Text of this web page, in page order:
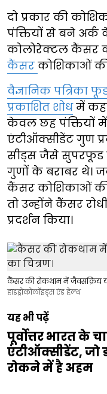
दो प्रकार की
पंक्तियों से बने अर्क
कोलोरेक्टल कैंसर
कैंसर कोशिकाओं
वैज्ञानिक पत्रिका
प्रकाशित शोधमें
केवल छह पंक्तियों
एंटीऑक्सीडेंट गुण
सीड्स जैसे सुपरफूड
गुणों के बराबर थे।
कैंसर कोशिकाओं की
तो उन्होंने कैंसर
प्रदर्शन किया।
कैंसर की रोकथाम में जैवसक्रिय
हाइड्रोकोलॉइड्स एंड हेल्थ
यह भी पढ़ें
पूर्वोत्तर भारत के
एंटीऑक्सीडेंट, जो
रोकने में है अहम